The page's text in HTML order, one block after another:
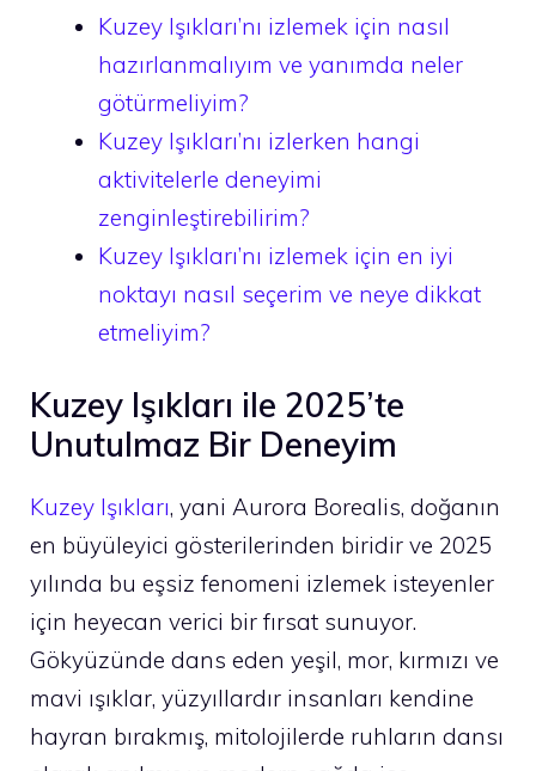
Kuzey Işıkları’nı izlemek için nasıl
hazırlanmalıyım ve yanımda neler
götürmeliyim?
Kuzey Işıkları’nı izlerken hangi
aktivitelerle deneyimi
zenginleştirebilirim?
Kuzey Işıkları’nı izlemek için en iyi
noktayı nasıl seçerim ve neye dikkat
etmeliyim?
Kuzey Işıkları ile 2025’te
Unutulmaz Bir Deneyim
Kuzey Işıkları, yani Aurora Borealis, doğanın
en büyüleyici gösterilerinden biridir ve 2025
yılında bu eşsiz fenomeni izlemek isteyenler
için heyecan verici bir fırsat sunuyor.
Gökyüzünde dans eden yeşil, mor, kırmızı ve
mavi ışıklar, yüzyıllardır insanları kendine
hayran bırakmış, mitolojilerde ruhların dansı